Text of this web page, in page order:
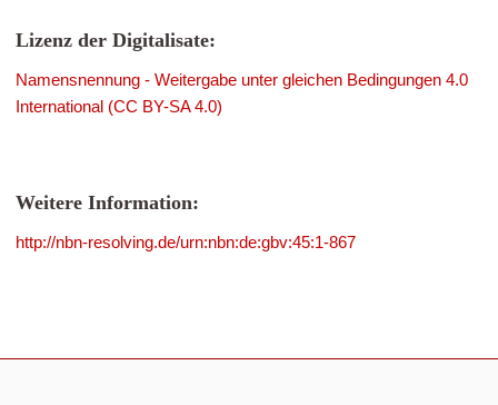
Lizenz der Digitalisate:
Namensnennung - Weitergabe unter gleichen Bedingungen 4.0
International (CC BY-SA 4.0)
Weitere Information:
http://nbn-resolving.de/urn:nbn:de:gbv:45:1-867